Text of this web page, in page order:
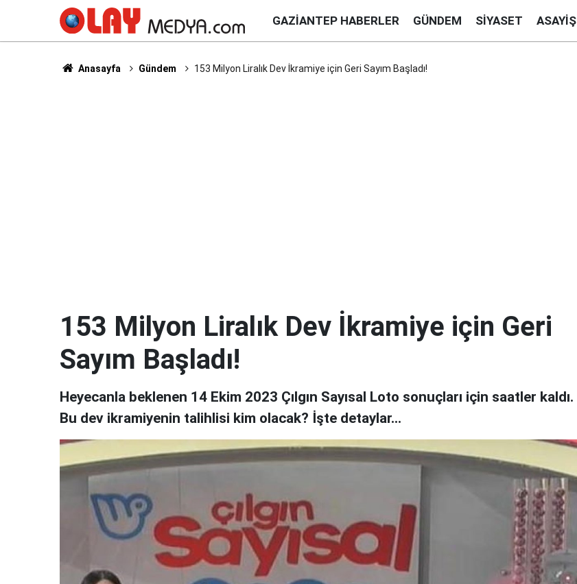
GAZIANTEP HABERLER GÜNDEM SIYASET ASAYIŞ
Anasayfa Gündem 153 Milyon Liralık Dev İkramiye için Geri Sayım Başladı!
153 Milyon Liralık Dev İkramiye için Geri
Sayım Başladı!
Heyecanla beklenen 14 Ekim 2023 Çılgın Sayısal Loto sonuçları için saatler kaldı.
Bu dev ikramiyenin talihlisi kim olacak? İşte detaylar...